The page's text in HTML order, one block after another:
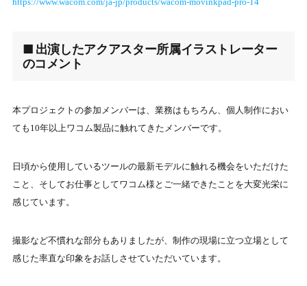
■ 出演したアクアスター所属イラストレーター
のコメント
本プロジェクトの参加メンバーは、業務はもちろん、個人制作におい
ても10年以上ワコム製品に触れてきたメンバーです。
日頃から使用しているツールの最新モデルに触れる機会をいただけた
こと、そしてお仕事としてワコム様とご一緒できたことを大変光栄に
感じています。
撮影など不慣れな部分もありましたが、制作の現場に立つ立場として
感じた率直な印象をお話しさせていただいています。